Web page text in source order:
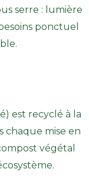
serre : lumière
ponctuel
est recyclé à la
chaque mise en
végétal